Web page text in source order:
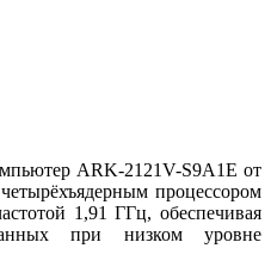
ARK-2121V-S9A1E от
процессором
1,91 ГГц, обеспечивая
при низком уровне